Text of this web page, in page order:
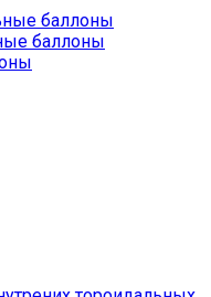
баллоны
баллоны